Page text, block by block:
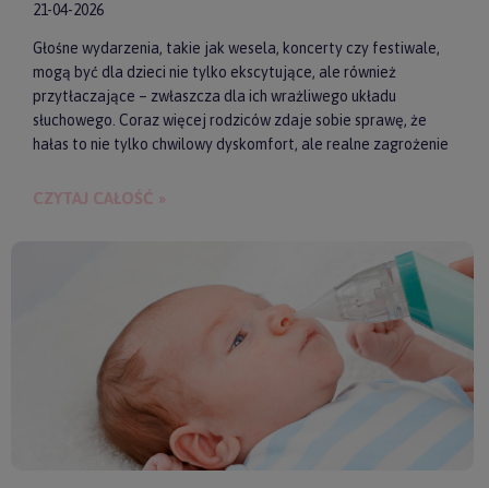
21-04-2026
Głośne wydarzenia, takie jak wesela, koncerty czy festiwale,
mogą być dla dzieci nie tylko ekscytujące, ale również
przytłaczające – zwłaszcza dla ich wrażliwego układu
słuchowego. Coraz więcej rodziców zdaje sobie sprawę, że
hałas to nie tylko chwilowy dyskomfort, ale realne zagrożenie
słuchawki ochronne przestają być postrzegane jako zbędny
CZYTAJ CAŁOŚĆ »